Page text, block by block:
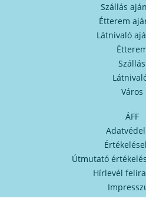
Szállás
Étterem
Látnivaló
Szállás
Város
ÁFF
Útmutató
Hírlevél